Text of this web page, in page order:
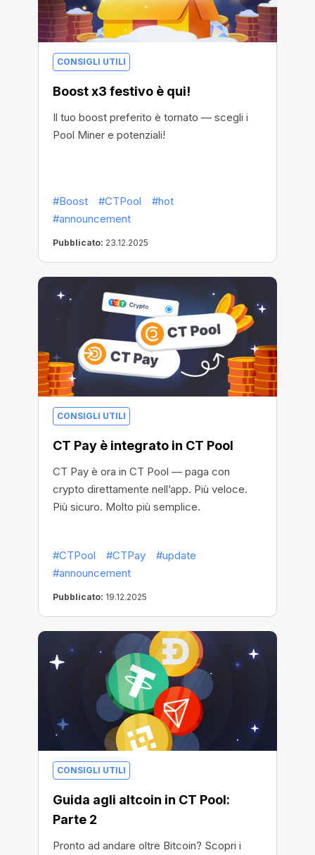
CONSIGLI UTILI
Boost x3 festivo è qui!
Il tuo boost preferito è tornato — scegli i
Pool Miner e potenziali!
#Boost #CTPool
#hot
#announcement
Pubblicato: 23.12.2025
CONSIGLI UTILI
CT Pay è integrato in CT Pool
CT Pay è ora in CT Pool — paga con
crypto direttamente nell’app. Più veloce.
Più sicuro. Molto più semplice.
#CTPool #CTPay
#update
#announcement
Pubblicato: 19.12.2025
CONSIGLI UTILI
Guida agli altcoin in CT Pool:
Parte 2
Pronto ad andare oltre Bitcoin? Scopri i